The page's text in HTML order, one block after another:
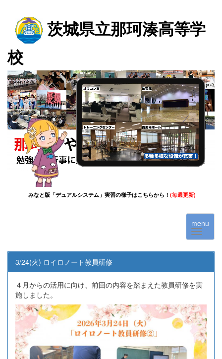
茨城県立那珂湊高等学
校
みなと版「デュアルシステム」実習の様子はこちらから！ (毎週更新)
menu
3/24(火) ロイロノート教員研修
４月からの活用に向け、前回の内容を踏まえた教員研修を実
施しました。